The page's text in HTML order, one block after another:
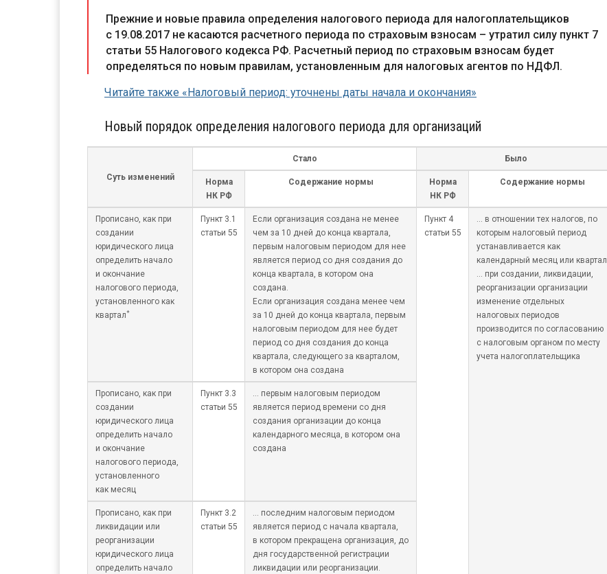
Прежние и новые правила определения налогового периода для налогоплательщиков
с 19.08.2017 не касаются расчетного периода по страховым взносам – утратил силу пункт 7
статьи 55 Налогового кодекса РФ. Расчетный период по страховым взносам будет
определяться по новым правилам, установленным для налоговых агентов по НДФЛ.
Читайте также «Налоговый период: уточнены даты начала и окончания»
Новый порядок определения налогового периода для организаций
Суть изменений
Стало Было
Норма
НК РФ
Содержание нормы
Норма
НК РФ
Содержание нормы
Прописано, как при
создании
юридического лица
определить начало
и окончание
налогового периода,
установленного как
квартал*
Пункт 3.1
статьи 55
Если организация создана не менее
чем за 10 дней до конца квартала,
первым налоговым периодом для нее
является период со дня создания до
конца квартала, в котором она
создана.
Если организация создана менее чем
за 10 дней до конца квартала, первым
налоговым периодом для нее будет
период со дня создания до конца
квартала, следующего за кварталом,
в котором она создана
Пункт 4
статьи 55
… в отношении тех налогов, по
которым налоговый период
устанавливается как
календарный месяц или квартал
… при создании, ликвидации,
реорганизации организации
изменение отдельных
налоговых периодов
производится по согласованию
с налоговым органом по месту
учета налогоплательщика
Прописано, как при
создании
юридического лица
определить начало
и окончание
налогового периода,
установленного
как месяц
Пункт 3.3
статьи 55
… первым налоговым периодом
является период времени со дня
создания организации до конца
календарного месяца, в котором она
создана
Прописано, как при
ликвидации или
реорганизации
юридического лица
определить начало
Пункт 3.2
статьи 55
… последним налоговым периодом
является период с начала квартала,
в котором прекращена организация, до
дня государственной регистрации
ликвидации или реорганизации.